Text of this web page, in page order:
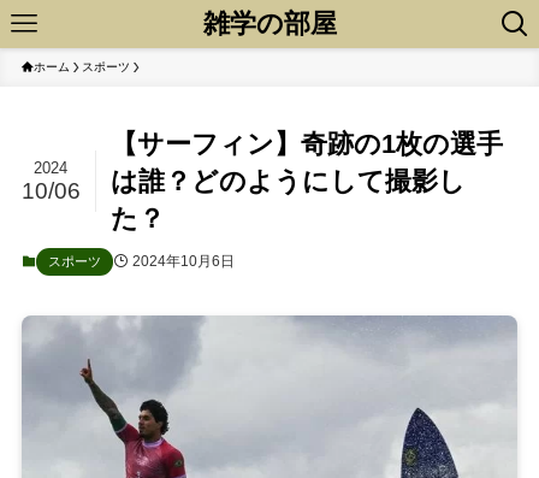
雑学の部屋
ホーム スポーツ
【サーフィン】奇跡の1枚の選手
は誰？どのようにして撮影し
た？
2024
10/06
スポーツ 2024年10月6日